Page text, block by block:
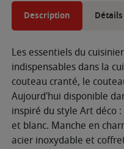
Description
Les essentiels du
indispensables dans la
couteau cranté, le
Aujourd'hui disponible
inspiré du style Art déco
et blanc. Manche en
acier inoxydable et